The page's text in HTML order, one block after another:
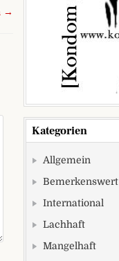
→
Kategorien
Allgemein
Bemerkenswert
International
Lachhaft
Mangelhaft